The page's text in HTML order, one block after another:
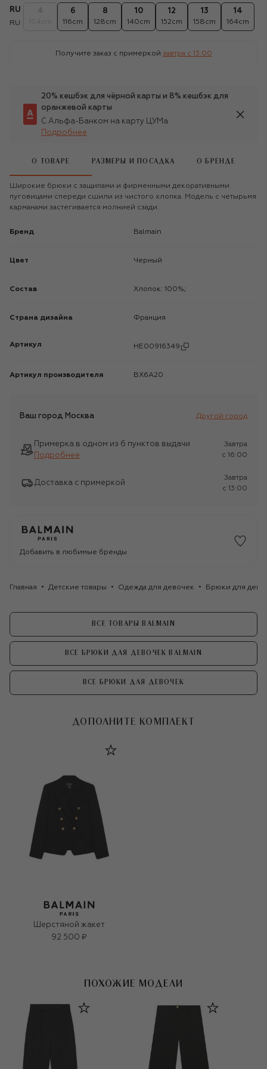
RU
RU
6
116cm
8
128cm
10
140cm
12
152cm
13
158cm
14
164cm
Получите заказ с примеркой завтра c 13:00
20% кешбэк для чёрной карты и 8% кешбэк для
оранжевой карты
С Альфа-Банком на карту ЦУМа
Подробнее
О ТОВАРЕ РАЗМЕРЫ И ПОСАДКА О БРЕНДЕ
Широкие брюки с защипами и фирменными декоративными
пуговицами спереди сшили из чистого хлопка. Модель с четырьмя
карманами застегивается молнией сзади.
Бренд Balmain
Цвет Черный
Состав Хлопок: 100%;
Страна дизайна Франция
Артикул HE00916349
Артикул производителя BX6A20
Ваш город Москва Другой город
Примерка в одном из 6 пунктов выдачи
Подробнее
Завтра
c 16:00
Доставка с примеркой
Завтра
c 13:00
Добавить в любимые бренды
Главная Детские товары Одежда для девочек Брюки для
ВСЕ ТОВАРЫ BALMAIN
ВСЕ БРЮКИ ДЛЯ ДЕВОЧЕК BALMAIN
ВСЕ БРЮКИ ДЛЯ ДЕВОЧЕК
ДОПОЛНИТЕ КОМПЛЕКТ
Шерстяной жакет
92 500 ₽
ПОХОЖИЕ МОДЕЛИ